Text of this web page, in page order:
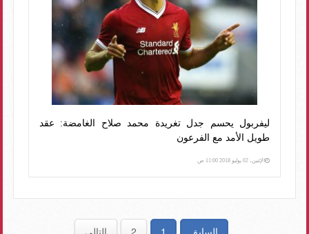
ليفربول يحسم جدل تغريدة محمد صلاح الغامضة: عقد
طويل الأمد مع الفرعون
الإثنين، 02 يوليو 2018 11:00 ص
السابق 1
2 التالى